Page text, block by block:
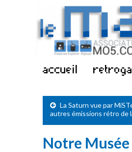
accueil
La Saturn vue par
autres émissions rétro de
Notre